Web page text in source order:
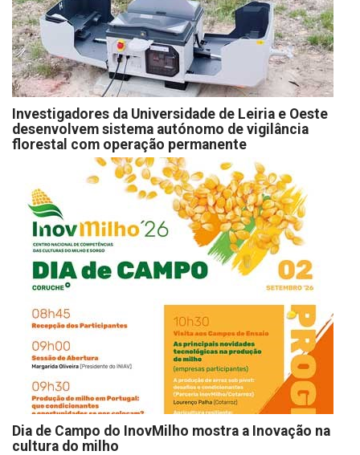
Investigadores da Universidade de Leiria e Oeste
desenvolvem sistema autónomo de vigilância
florestal com operação permanente
Dia de Campo do InovMilho mostra a Inovação na
cultura do milho